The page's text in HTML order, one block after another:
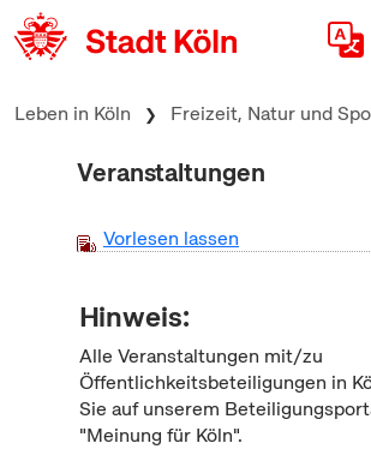
zum Inhalt springen
Leben in Köln Freizeit, Natur und
Veranstaltungen
Vorlesen lassen
Hinweis:
Alle Veranstaltungen mit/zu
Öffentlichkeitsbeteiligungen in
Sie auf unserem
"Meinung für Köln".